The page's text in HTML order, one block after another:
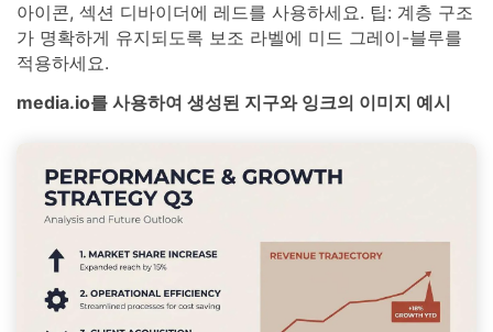
아이콘, 섹션 디바이더에 레드를 사용하세요. 팁: 계층 구조
가 명확하게 유지되도록 보조 라벨에 미드 그레이-블루를
적용하세요.
media.io를 사용하여 생성된 지구와 잉크의 이미지 예시